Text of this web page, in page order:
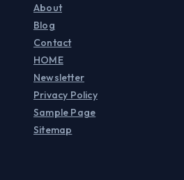
About
Blog
Contact
HOME
Newsletter
Privacy Policy
Sample Page
Sitemap